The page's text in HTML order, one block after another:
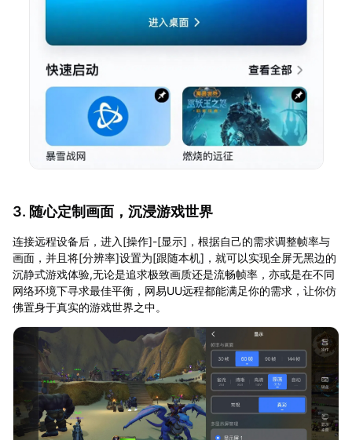
3. 随心定制画面，沉浸游戏世界
连接远程设备后，进入[操作]-[显示]，根据自己的需求调整帧率与
画面，并且将[分辨率]设置为[跟随本机]，就可以实现全屏无黑边的
沉静式游戏体验,无论是追求极致画质还是流畅帧率，亦或是在不同
网络环境下寻求最佳平衡，网易UU远程都能满足你的需求，让你仿
佛置身于真实的游戏世界之中。